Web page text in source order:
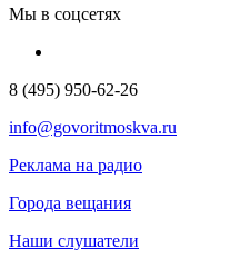
Мы в соцсетях
8 (495) 950-62-26
info@govoritmoskva.ru
Реклама на радио
Города вещания
Наши слушатели